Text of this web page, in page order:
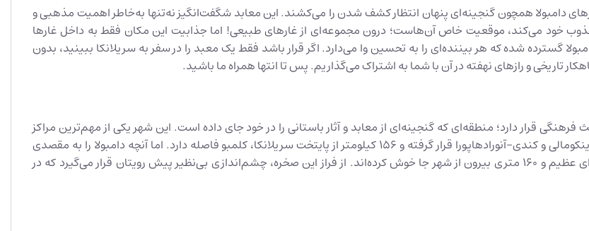
دامبولا همچون گنجینه‌ای پنهان انتظار کشف شدن را می‌کشند. این معابد شگفت‌انگیز نه‌تنها به‌خاطر اهمیت مذهبی و
خود می‌کند، موقعیت خاص آن‌هاست؛ درون مجموعه‌ای از غارهای طبیعی! اما جذابیت این مکان فقط به داخل غارها
گسترده شده که هر بیننده‌ای را به تحسین وا می‌دارد. اگر قرار باشد فقط یک معبد را در سفر به سریلانکا ببینید، بدون
تاریخی و رازهای نهفته در آن با شما به اشتراک می‌گذاریم. پس تا انتها همراه ما باشید.
قرار دارد؛ منطقه‌ای که گنجینه‌ای از معابد و آثار باستانی را در خود جای داده است. این شهر یکی از مهم‌ترین مراکز
ارتباطی کشور محسوب می‌شود، چرا که در محل تقاطع جاده‌های کلمبو–ترینکومالی و کندی–آنورادهاپورا قرار گرفته و ۱۵۶ کیلومتر از پایتخت سریلانکا، کلمبو فاصله دارد. اما آنچه دامبولا را به مقصدی
منحصربه‌فرد تبدیل می‌کند، معابد غاری دامبولا هستند که در دل صخره‌ای عظیم و ۱۶۰ متری بیرون از شهر جا خوش کرده‌اند. از فراز این صخره، چشم‌اندازی بی‌نظیر پیش رویتان قرار می‌گیرد که در